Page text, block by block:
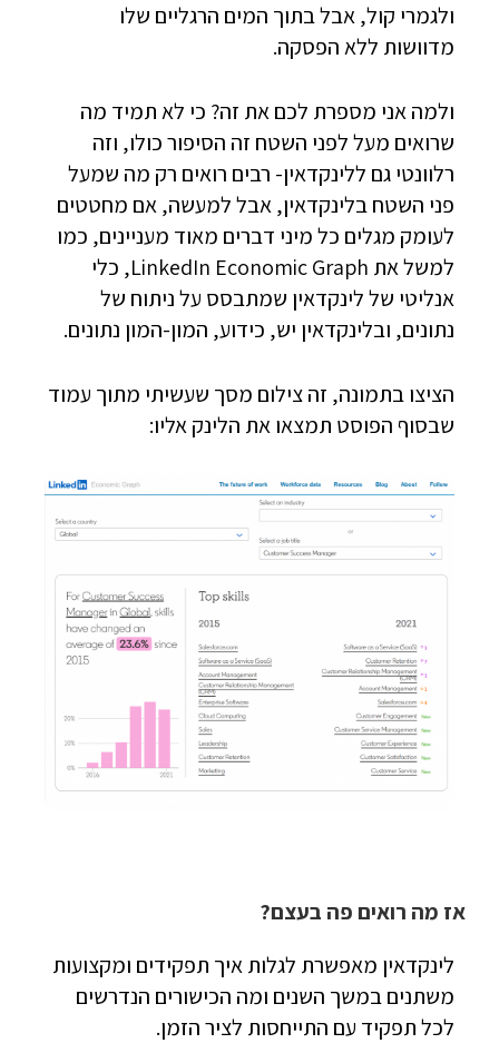
ולגמרי קול, אבל בתוך המים הרגליים שלו
מדוושות ללא הפסקה.
ולמה אני מספרת לכם את זה? כי לא תמיד מה
שרואים מעל לפני השטח זה הסיפור כולו, וזה
רלוונטי גם ללינקדאין- רבים רואים רק מה שמעל
פני השטח בלינקדאין, אבל למעשה, אם מחטטים
לעומק מגלים כל מיני דברים מאוד מעניינים, כמו
למשל את LinkedIn Economic Graph, כלי
אנליטי של לינקדאין שמתבסס על ניתוח של
נתונים, ובלינקדאין יש, כידוע, המון-המון נתונים.
הציצו בתמונה, זה צילום מסך שעשיתי מתוך עמוד
שבסוף הפוסט תמצאו את הלינק אליו:
אז מה רואים פה בעצם?
לינקדאין מאפשרת לגלות איך תפקידים ומקצועות
משתנים במשך השנים ומה הכישורים הנדרשים
לכל תפקיד עם התייחסות לציר הזמן.